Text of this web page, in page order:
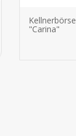
Kellnerbörse
"Carina"